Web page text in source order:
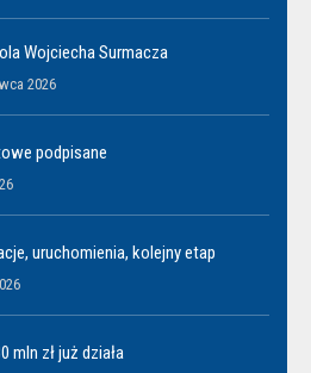
Wojciecha Surmacza
2026
podpisane
uruchomienia, kolejny etap
mln zł już działa